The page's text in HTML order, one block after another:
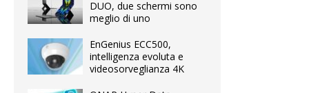
DUO, due schermi sono
meglio di uno
EnGenius ECC500,
intelligenza evoluta e
videosorveglianza 4K